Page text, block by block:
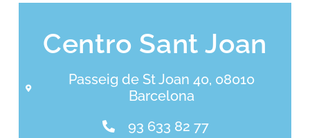
Centro Sant Joan
Passeig de St Joan 40, 08010
Barcelona
93 633 82 77